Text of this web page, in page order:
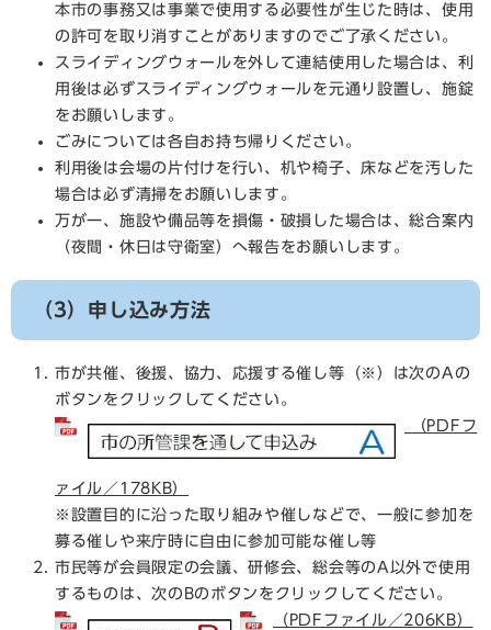
本市の事務又は事業で使用する必要性が生じた時は、使用
の許可を取り消すことがありますのでご了承ください。
スライディングウォールを外して連結使用した場合は、利
用後は必ずスライディングウォールを元通り設置し、施錠
をお願いします。
ごみについては各自お持ち帰りください。
利用後は会場の片付けを行い、机や椅子、床などを汚した
場合は必ず清掃をお願いします。
万が一、施設や備品等を損傷・破損した場合は、総合案内
（夜間・休日は守衛室）へ報告をお願いします。
（3）申し込み方法
市が共催、後援、協力、応援する催し等（※）は次のAの
ボタンをクリックしてください。
（PDFフ
ァイル／178KB）
※設置目的に沿った取り組みや催しなどで、一般に参加を
募る催しや来庁時に自由に参加可能な催し等​
市民等が会員限定の会議、研修会、総会等のA以外で使用
するものは、次のBのボタンをクリックしてください。
（PDFファイル／206KB）